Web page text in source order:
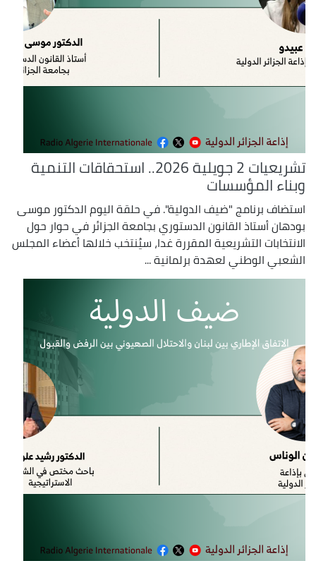
تشريعيات 2 جويلية 2026.. استحقاقات التنمية
وبناء المؤسسات
استضاف برنامج "ضيف الدولية". في حلقة اليوم الدكتور موسى
بودهان أستاذ القانون الدستوري بجامعة الجزائر في حوار حول
الانتخابات التشريعية المقررة غدا، سيُنتخب خلالها أعضاء المجلس
الشعبي الوطني لعهدة برلمانية ...